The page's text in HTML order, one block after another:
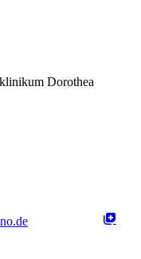
Dorothea